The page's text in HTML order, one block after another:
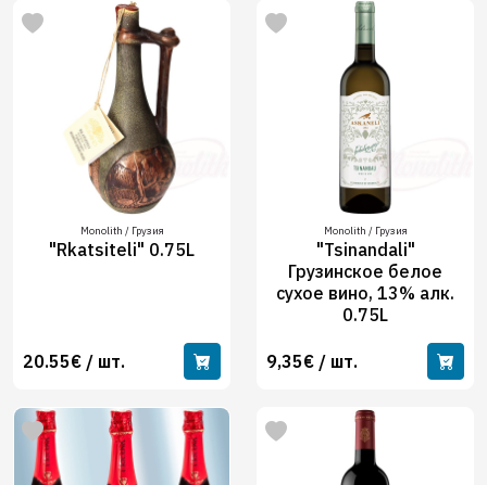
Monolith / Грузия
"Rkatsiteli" 0.75L
20.55€ / шт.
Monolith / Грузия
"Tsinandali"
Грузинское белое
сухое вино, 13% алк.
0.75L
9,35€ / шт.